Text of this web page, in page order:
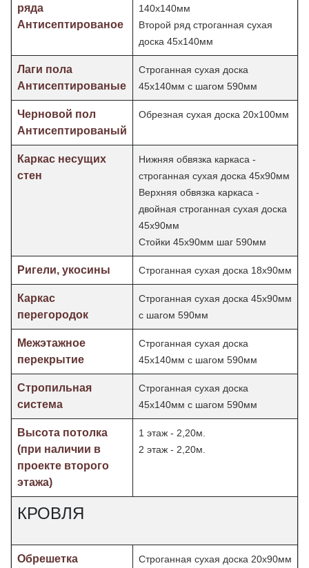
ряда
Антисептированое
140х140мм
Второй ряд строганная сухая
доска 45х140мм
Лаги пола
Антисептированые
Строганная сухая доска
45х140мм с шагом 590мм
Черновой пол
Антисептированый
Обрезная сухая доска 20х100мм
Каркас несущих
стен
Нижняя обвязка каркаса -
строганная сухая доска 45х90мм
Верхняя обвязка каркаса -
двойная строганная сухая доска
45х90мм
Стойки 45х90мм шаг 590мм
Ригели, укосины Строганная сухая доска 18х90мм
Каркас
перегородок
Строганная сухая доска 45х90мм
с шагом 590мм
Межэтажное
перекрытие
Строганная сухая доска
45х140мм с шагом 590мм
Стропильная
система
Строганная сухая доска
45х140мм с шагом 590мм
Высота потолка
(при наличии в
проекте второго
этажа)
1 этаж - 2,20м.
2 этаж - 2,20м.
КРОВЛЯ
Обрешетка Строганная сухая доска 20х90мм